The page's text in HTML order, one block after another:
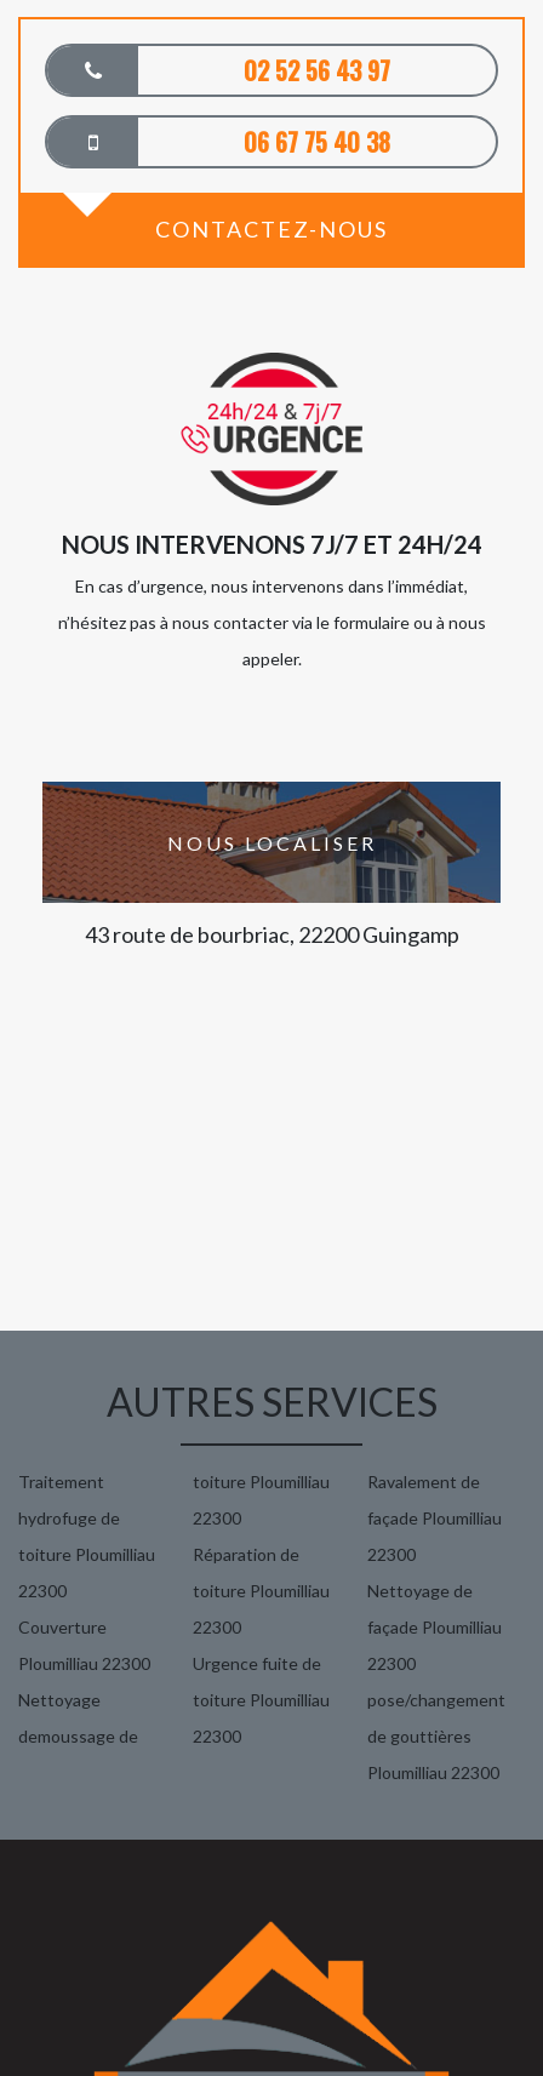
02 52 56 43 97
06 67 75 40 38
CONTACTEZ-NOUS
NOUS INTERVENONS 7J/7 ET 24H/24
En cas d’urgence, nous intervenons dans l’immédiat,
n’hésitez pas à nous contacter via le formulaire ou à nous
appeler.
NOUS LOCALISER
43 route de bourbriac, 22200 Guingamp
AUTRES SERVICES
Traitement
hydrofuge de
toiture Ploumilliau
22300
Couverture
Ploumilliau 22300
Nettoyage
demoussage de
toiture Ploumilliau
22300
Réparation de
toiture Ploumilliau
22300
Urgence fuite de
toiture Ploumilliau
22300
Ravalement de
façade Ploumilliau
22300
Nettoyage de
façade Ploumilliau
22300
pose/changement
de gouttières
Ploumilliau 22300